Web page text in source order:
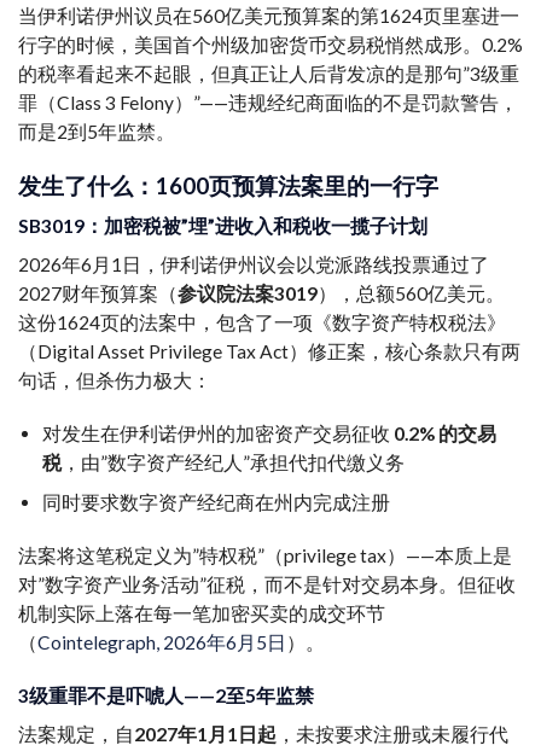
当伊利诺伊州议员在560亿美元预算案的第1624页里塞进一
行字的时候，美国首个州级加密货币交易税悄然成形。0.2%
的税率看起来不起眼，但真正让人后背发凉的是那句”3级重
罪（Class 3 Felony）”——违规经纪商面临的不是罚款警告，
而是2到5年监禁。
发生了什么：1600页预算法案里的一行字
SB3019：加密税被”埋”进收入和税收一揽子计划
2026年6月1日，伊利诺伊州议会以党派路线投票通过了
2027财年预算案（参议院法案3019），总额560亿美元。
这份1624页的法案中，包含了一项《数字资产特权税法》
（Digital Asset Privilege Tax Act）修正案，核心条款只有两
句话，但杀伤力极大：
对发生在伊利诺伊州的加密资产交易征收 0.2% 的交易
税，由”数字资产经纪人”承担代扣代缴义务
同时要求数字资产经纪商在州内完成注册
法案将这笔税定义为”特权税”（privilege tax）——本质上是
对”数字资产业务活动”征税，而不是针对交易本身。但征收
机制实际上落在每一笔加密买卖的成交环节
（Cointelegraph, 2026年6月5日 ）。
3级重罪不是吓唬人——2至5年监禁
法案规定，自2027年1月1日起 ，未按要求注册或未履行代